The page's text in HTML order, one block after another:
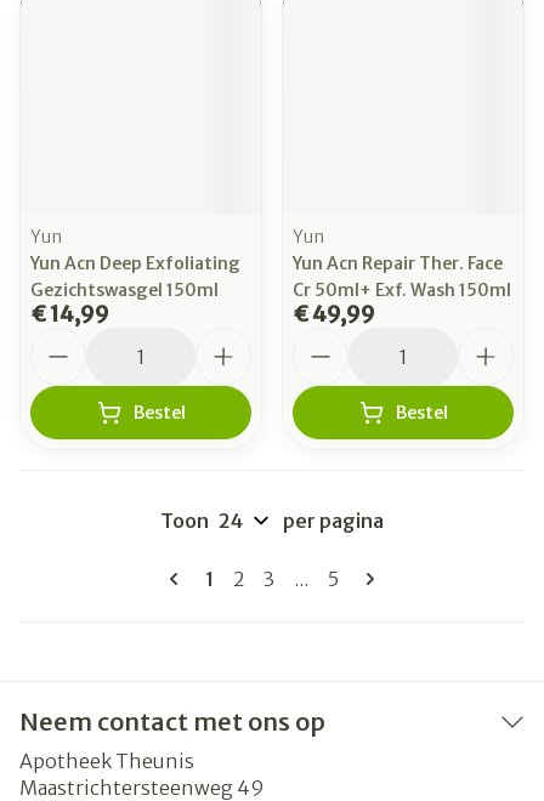
Yun
Yun Acn Deep Exfoliating
Gezichtswasgel 150ml
€ 14,99
Bestel
Yun
Yun Acn Repair Ther. Face
Cr 50ml+ Exf. Wash 150ml
€ 49,99
Bestel
Pagina's
U lees momenteel pagina
1 Pagina
2 Pagina
3 ... Pagina
5
Toon per pagina
Neem contact met ons op
Apotheek Theunis
Maastrichtersteenweg 49